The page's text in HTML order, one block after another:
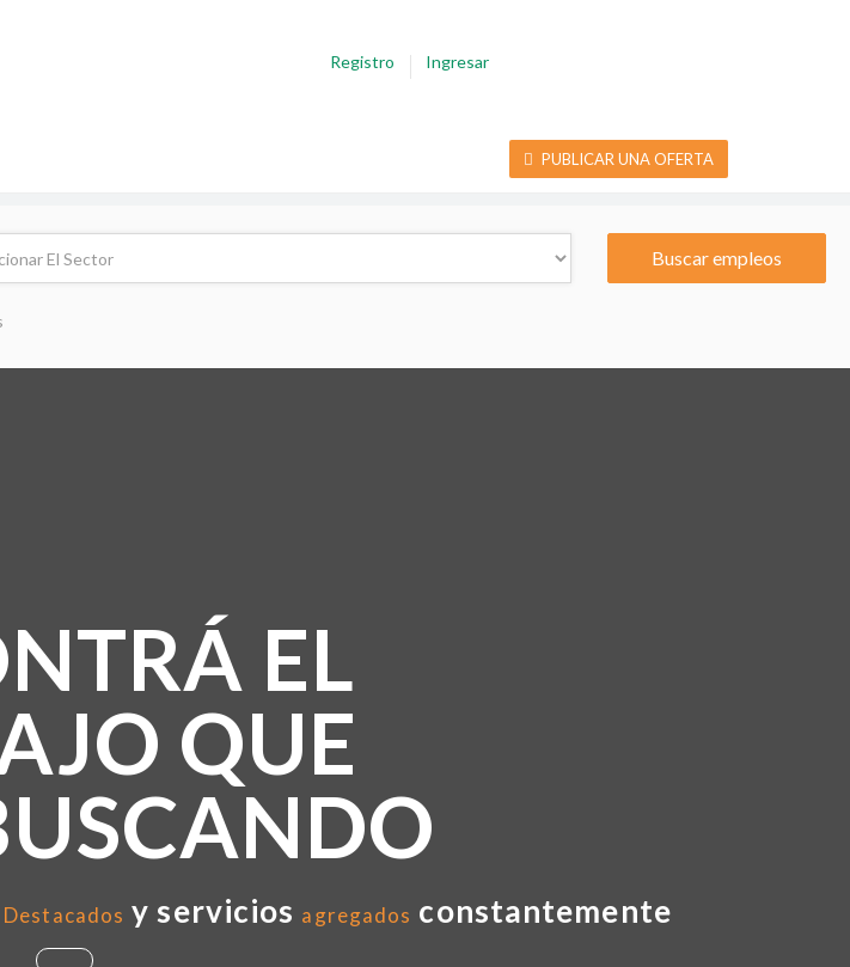
Registro Ingresar
PUBLICAR UNA OFERTA
EL
QUE
Destacados y servicios agregados constantemente